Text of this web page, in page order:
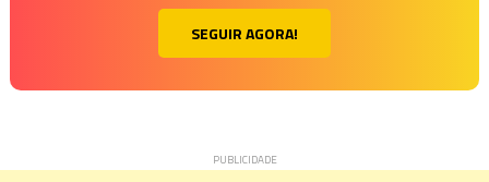
SEGUIR AGORA!